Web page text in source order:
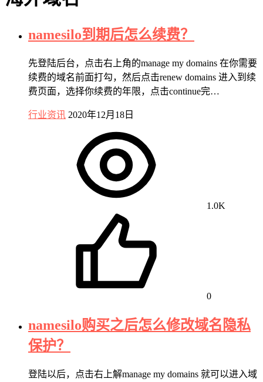
namesilo到期后怎么续费？
先登陆后台，点击右上角的manage my domains 在你需要
续费的域名前面打勾，然后点击renew domains 进入到续
费页面，选择你续费的年限，点击continue完…
行业资讯 2020年12月18日
1.0K
0
namesilo购买之后怎么修改域名隐私
保护？
登陆以后，点击右上解manage my domains 就可以进入域